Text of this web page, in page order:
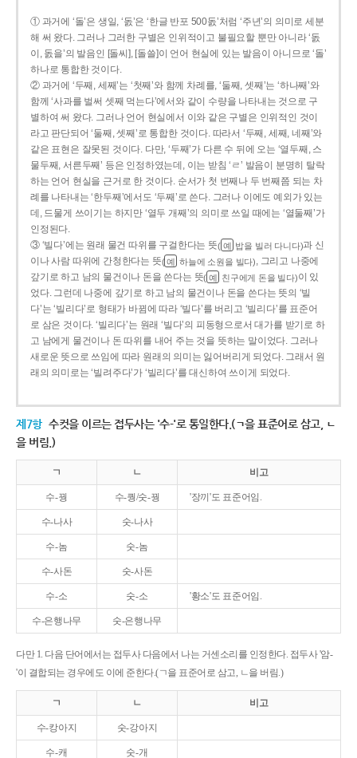
① 과거에 ‘돌’은 생일, ‘돐’은 ‘한글 반포 500돐’처럼 ‘주년’의 의미로 세분
해 써 왔다. 그러나 그러한 구별은 인위적이고 불필요할 뿐만 아니라 ‘돐
이, 돐을’의 발음인 [돌씨], [돌쓸]이 언어 현실에 있는 발음이 아니므로 ‘돌’
하나로 통합한 것이다.
② 과거에 ‘두째, 세째’는 ‘첫째’와 함께 차례를, ‘둘째, 셋째’는 ‘하나째’와
함께 ‘사과를 벌써 셋째 먹는다’에서와 같이 수량을 나타내는 것으로 구
별하여 써 왔다. 그러나 언어 현실에서 이와 같은 구별은 인위적인 것이
라고 판단되어 ‘둘째, 셋째’로 통합한 것이다. 따라서 ‘두째, 세째, 네째’와
같은 표현은 잘못된 것이다. 다만, ‘두째’가 다른 수 뒤에 오는 ‘열두째, 스
물두째, 서른두째’ 등은 인정하였는데, 이는 받침 ‘ㄹ’ 발음이 분명히 탈락
하는 언어 현실을 근거로 한 것이다. 순서가 첫 번째나 두 번째쯤 되는 차
례를 나타내는 ‘한두째’에서도 ‘두째’로 쓴다. 그러나 이에도 예외가 있는
데, 드물게 쓰이기는 하지만 ‘열두 개째’의 의미로 쓰일 때에는 ‘열둘째’가
인정된다.
③ ‘빌다’에는 원래 물건 따위를 구걸한다는 뜻( 예 밥을 빌러 다니다)과 신
이나 사람 따위에 간청한다는 뜻( 예 하늘에 소원을 빌다), 그리고 나중에
갚기로 하고 남의 물건이나 돈을 쓴다는 뜻( 예 친구에게 돈을 빌다)이 있
었다. 그런데 나중에 갚기로 하고 남의 물건이나 돈을 쓴다는 뜻의 ‘빌
다’는 ‘빌리다’로 형태가 바뀜에 따라 ‘빌다’를 버리고 ‘빌리다’를 표준어
로 삼은 것이다. ‘빌리다’는 원래 ‘빌다’의 피동형으로서 대가를 받기로 하
고 남에게 물건이나 돈 따위를 내어 주는 것을 뜻하는 말이었다. 그러나
새로운 뜻으로 쓰임에 따라 원래의 의미는 잃어버리게 되었다. 그래서 원
래의 의미로는 ‘빌려주다’가 ‘빌리다’를 대신하여 쓰이게 되었다.
제7항 수컷을 이르는 접두사는 '수-'로 통일한다.(ㄱ을 표준어로 삼고, ㄴ
을 버림.)
ㄱ ㄴ 비고
수-꿩 수-퀑/숫-꿩 '장끼'도 표준어임.
수-나사 숫-나사
수-놈 숫-놈
수-사돈 숫-사돈
수-소 숫-소 '황소'도 표준어임.
수-은행나무 숫-은행나무
다만 1. 다음 단어에서는 접두사 다음에서 나는 거센소리를 인정한다. 접두사 '암-
'이 결합되는 경우에도 이에 준한다.(ㄱ을 표준어로 삼고, ㄴ을 버림.)
ㄱ ㄴ 비고
수-캉아지 숫-강아지
수-캐 숫-개